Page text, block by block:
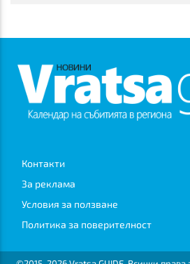
Контакти
За реклама
Условия за ползване
Политика за поверителност